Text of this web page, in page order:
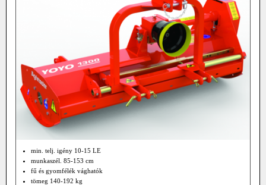
min. telj. igény 10-15 LE
munkaszél. 85-153 cm
fű és gyomfélék vághatók
tömeg 140-192 kg